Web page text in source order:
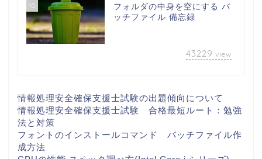
10
フォルダの中身を空にする バ
ッチファイル 備忘録
43229 view
情報処理安全確保支援士試験の出題傾向について
情報処理安全確保支援士試験 合格最短ルート：勉強
法と対策
フォントのインストールコマンド バッチファイル作
成方法